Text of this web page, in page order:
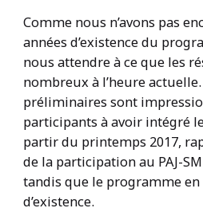
Comme nous n’avons pas
années d’existence du
nous attendre à ce que les
nombreux à l’heure
préliminaires sont
participants à avoir intégré le
partir du printemps 2017,
de la participation au PAJ-
tandis que le programme
d’existence.